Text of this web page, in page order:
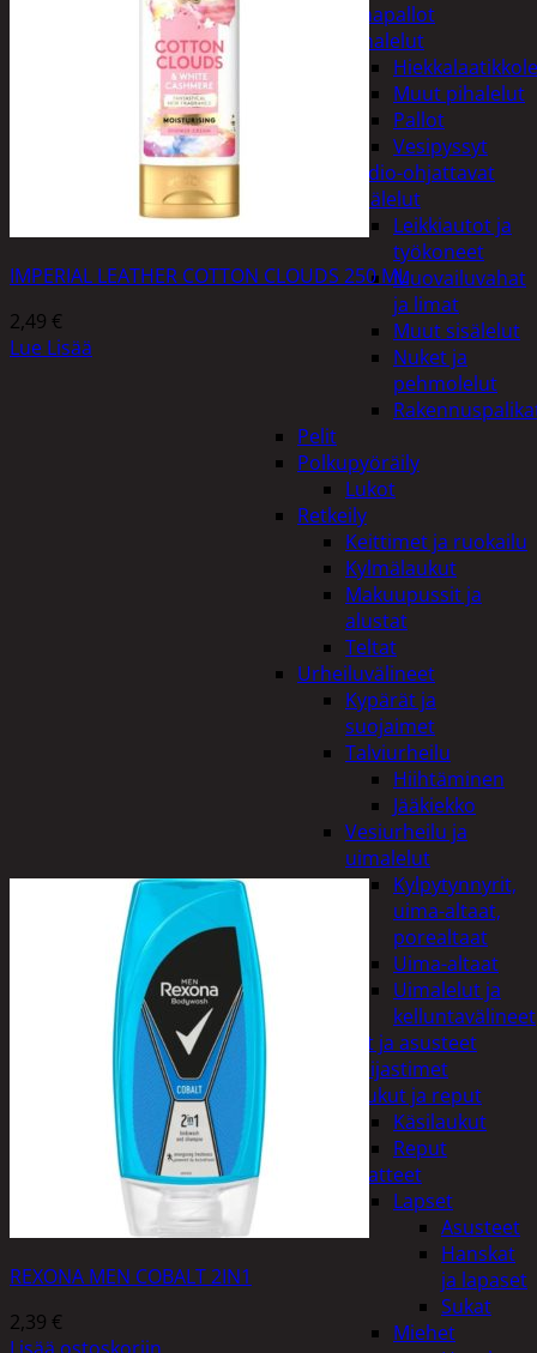
Ilmapallot
Pihalelut
Muut pihalelut
Pallot
Vesipyssyt
Radio-ohjattavat
Sisälelut
Leikkiautot ja
työkoneet
Muovailuvahat
ja limat
Muut sisälelut
Nuket ja
pehmolelut
Pelit
Polkupyöräily
Lukot
Retkeily
Keittimet ja ruokailu
Kylmälaukut
Makuupussit ja
alustat
Teltat
Urheiluvälineet
Kypärät ja
suojaimet
Talviurheilu
Hiihtäminen
Jääkiekko
Vesiurheilu ja
uimalelut
Kylpytynnyrit,
uima-altaat,
porealtaat
Uima-altaat
Uimalelut ja
kelluntavälineet
Vaatteet ja asusteet
Heijastimet
Laukut ja reput
Käsilaukut
Reput
Vaatteet
Lapset
Asusteet
Hanskat
ja lapaset
Sukat
Miehet
IMPERIAL LEATHER COTTON CLOUDS 250 ML
2,49 €
Lue Lisää
REXONA MEN COBALT 2IN1
2,39 €